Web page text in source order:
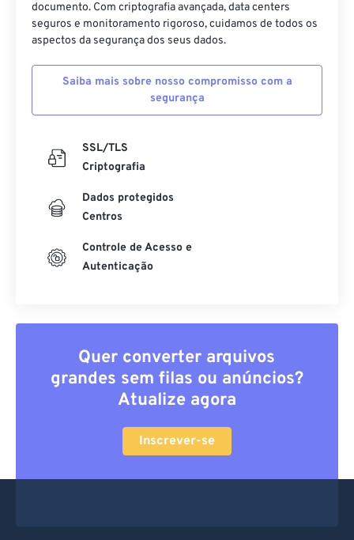
documento. Com criptografia avançada, data centers
seguros e monitoramento rigoroso, cuidamos de todos os
aspectos da segurança dos seus dados.
Saiba mais sobre nosso compromisso com a
segurança
SSL/TLS
Criptografia
Dados protegidos
Centros
Controle de Acesso e
Autenticação
Quer converter arquivos
grandes sem filas ou anúncios?
Atualize agora
Inscrever-se